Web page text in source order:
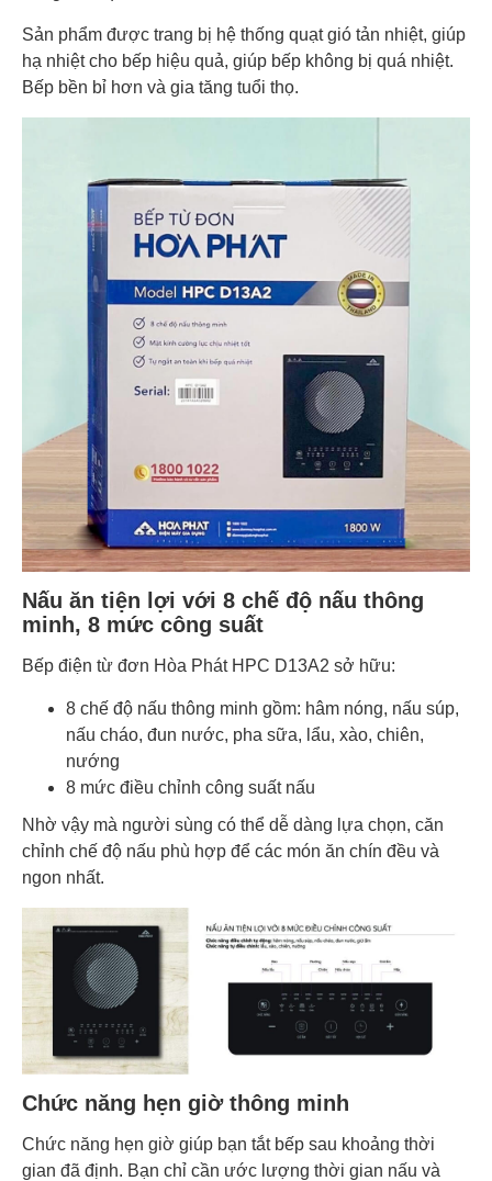
Sản phẩm được trang bị hệ thống quạt gió tản nhiệt, giúp
hạ nhiệt cho bếp hiệu quả, giúp bếp không bị quá nhiệt.
Bếp bền bỉ hơn và gia tăng tuổi thọ.
Nấu ăn tiện lợi với 8 chế độ nấu thông
minh, 8 mức công suất
Bếp điện từ đơn Hòa Phát HPC D13A2 sở hữu:
8 chế độ nấu thông minh gồm: hâm nóng, nấu súp,
nấu cháo, đun nước, pha sữa, lẩu, xào, chiên,
nướng
8 mức điều chỉnh công suất nấu
Nhờ vậy mà người sùng có thể dễ dàng lựa chọn, căn
chỉnh chế độ nấu phù hợp để các món ăn chín đều và
ngon nhất.
Chức năng hẹn giờ thông minh
Chức năng hẹn giờ giúp bạn tắt bếp sau khoảng thời
gian đã định. Bạn chỉ cần ước lượng thời gian nấu và